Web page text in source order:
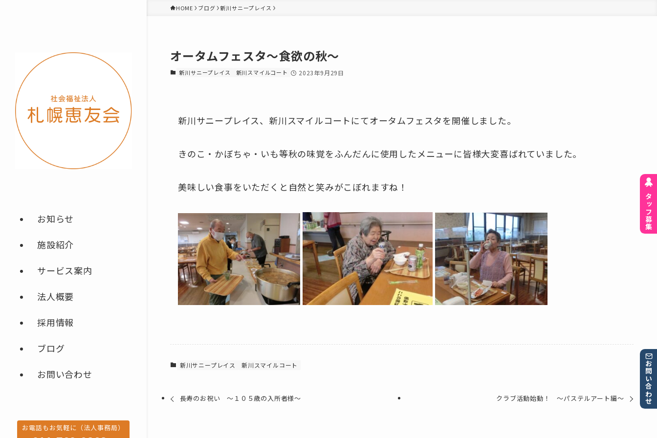
お知らせ
施設紹介
サービス案内
法人概要
採用情報
ブログ
お問い合わせ
お電話もお気軽に（法人事務局）
HOME ブログ 新川サニープレイス
オータムフェスタ～食欲の秋～
新川サニープレイス 新川スマイルコート 2023年9月29日
新川サニープレイス、新川スマイルコートにてオータムフェスタを開催しました。
きのこ・かぼちゃ・いも等秋の味覚をふんだんに使用したメニューに皆様大変喜ばれていました。
美味しい食事をいただくと自然と笑みがこぼれますね！
新川サニープレイス 新川スマイルコート
長寿のお祝い ～１０５歳の入所者様～ クラブ活動始動！ ～パステルアート編～
スタッフ募集
お問い合わせ